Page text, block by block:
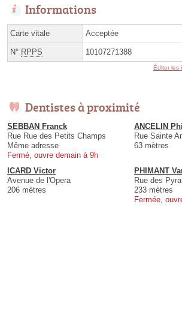
Informations
Carte vitale Acceptée
N° RPPS 10107271388
Éditer les
Dentistes à proximité
SEBBAN Franck
Rue Rue des Petits Champs
Même adresse
Fermé, ouvre demain à 9h
ANCELIN
Rue Sainte
63 mètres
ICARD Victor
Avenue de l'Opera
206 mètres
PHIMANT
Rue des
233 mètres
Fermée,